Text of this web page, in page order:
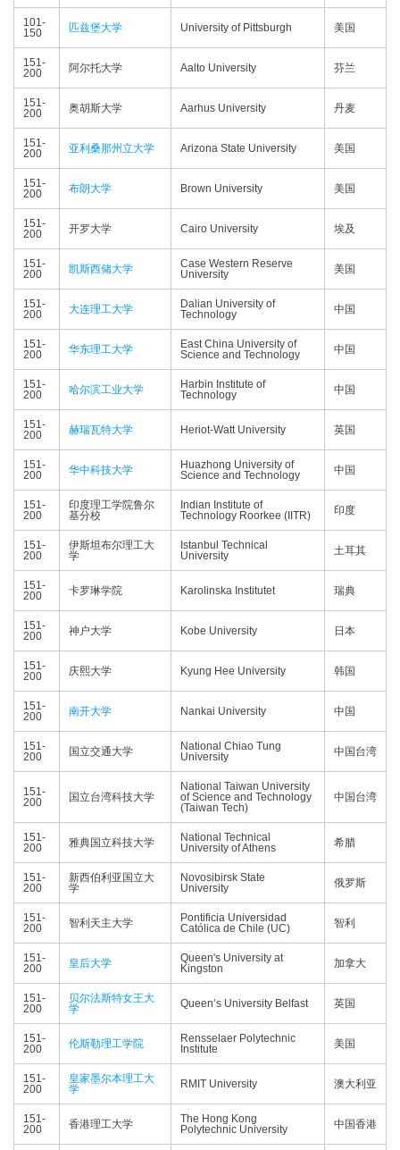
101-
150
匹兹堡大学 University of Pittsburgh 美国
151-
200
阿尔托大学 Aalto University 芬兰
151-
200
奥胡斯大学 Aarhus University 丹麦
151-
200
亚利桑那州立大学 Arizona State University 美国
151-
200
布朗大学 Brown University 美国
151-
200
开罗大学 Cairo University 埃及
151-
200
凯斯西储大学
Case Western Reserve
University
美国
151-
200
大连理工大学
Dalian University of
Technology
中国
151-
200
华东理工大学
East China University of
Science and Technology
中国
151-
200
哈尔滨工业大学
Harbin Institute of
Technology
中国
151-
200
赫瑞瓦特大学 Heriot-Watt University 英国
151-
200
华中科技大学
Huazhong University of
Science and Technology
中国
151-
200
印度理工学院鲁尔
基分校
Indian Institute of
Technology Roorkee (IITR)
印度
151-
200
伊斯坦布尔理工大
学
Istanbul Technical
University
土耳其
151-
200
卡罗琳学院 Karolinska Institutet 瑞典
151-
200
神户大学 Kobe University 日本
151-
200
庆熙大学 Kyung Hee University 韩国
151-
200
南开大学 Nankai University 中国
151-
200
国立交通大学
National Chiao Tung
University
中国台湾
151-
200
国立台湾科技大学
National Taiwan University
of Science and Technology
(Taiwan Tech)
中国台湾
151-
200
雅典国立科技大学
National Technical
University of Athens
希腊
151-
200
新西伯利亚国立大
学
Novosibirsk State
University
俄罗斯
151-
200
智利天主大学
Pontificia Universidad
Católica de Chile (UC)
智利
151-
200
皇后大学
Queen's University at
Kingston
加拿大
151-
200
贝尔法斯特女王大
学
Queen’s University Belfast 英国
151-
200
伦斯勒理工学院
Rensselaer Polytechnic
Institute
美国
151-
200
皇家墨尔本理工大
学
RMIT University 澳大利亚
151-
200
香港理工大学
The Hong Kong
Polytechnic University
中国香港